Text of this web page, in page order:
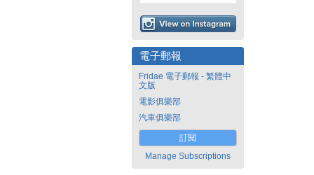
電子郵報
Fridae 電子郵報 - 繁體中
文版
電影俱樂部
汽車俱樂部
訂閱
Manage Subscriptions